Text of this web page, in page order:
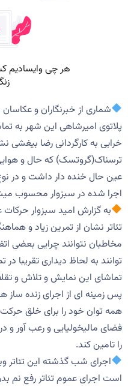
پلاتوی امیرشاهی این شهر به
خرابی به کارگردانی رضا بیغشی
ترسناک(گروتسک) که حال و
عین حال خنده دار داشت و در
اجرا شده در سبزوار محسوب
به گزارش امید سبزوار
تئاتر نشان از تمرین زیاد و
مخاطبان نتوانند چرایی بعضی
توانند به لحاظ دیداری تقریبا
تماشای این نمایش و تلاش و
پس زمینه ای از اجرای زنده ساز
همه توان خود را برای خلق
فضای مالیخولیایی و رعب آور و
را تامین کند.
اجرای شب گذشته این تئاتر